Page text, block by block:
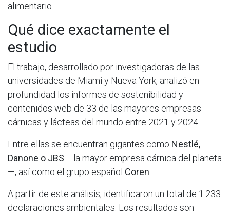
alimentario.
Qué dice exactamente el
estudio
El trabajo, desarrollado por investigadoras de las
universidades de Miami y Nueva York, analizó en
profundidad los informes de sostenibilidad y
contenidos web de 33 de las mayores empresas
cárnicas y lácteas del mundo entre 2021 y 2024.
Entre ellas se encuentran gigantes como Nestlé,
Danone o JBS —la mayor empresa cárnica del planeta
—, así como el grupo español Coren.
A partir de este análisis, identificaron un total de 1.233
declaraciones ambientales. Los resultados son